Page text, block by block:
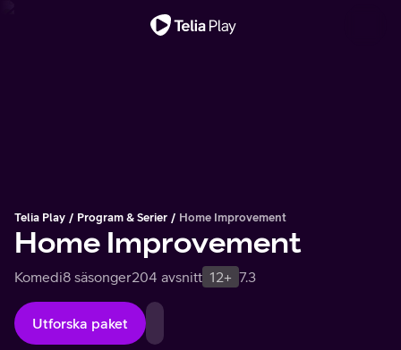
Telia Play Program & Serier Home Improvement
Home Improvement
Komedi8 säsonger204 avsnitt 12+ 7.3
Utforska paket